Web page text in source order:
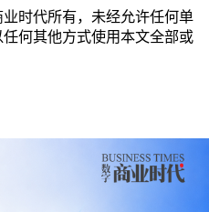
时代所有，未经允许任何单
何其他方式使用本文全部或